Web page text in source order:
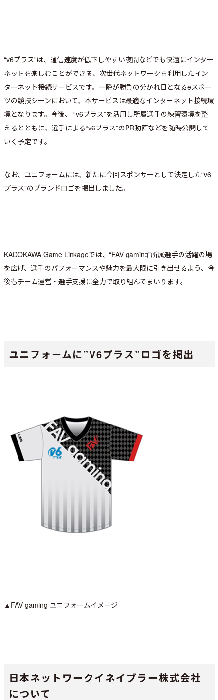
“v6プラス”は、通信速度が低下しやすい夜間などでも快適にインター
ネットを楽しむことができる、次世代ネットワークを利用したイン
ターネット接続サービスです。一瞬が勝負の分かれ目となるeスポー
ツの競技シーンにおいて、本サービスは最適なインターネット接続環
境となります。今後、 “v6プラス”を活用し所属選手の練習環境を整
えるとともに、選手による“v6プラス”のPR動画などを随時公開して
いく予定です。
なお、ユニフォームには、新たに今回スポンサーとして決定した“v6
プラス”のブランドロゴを掲出しました。
KADOKAWA Game Linkageでは、“FAV gaming”所属選手の活躍の場
を広げ、選手のパフォーマンスや魅力を最大限に引き出せるよう、今
後もチーム運営・選手支援に全力で取り組んでまいります。
ユニフォームに”V6プラス”ロゴを掲出
▲FAV gaming ユニフォームイメージ
日本ネットワークイネイブラー株式会社
について